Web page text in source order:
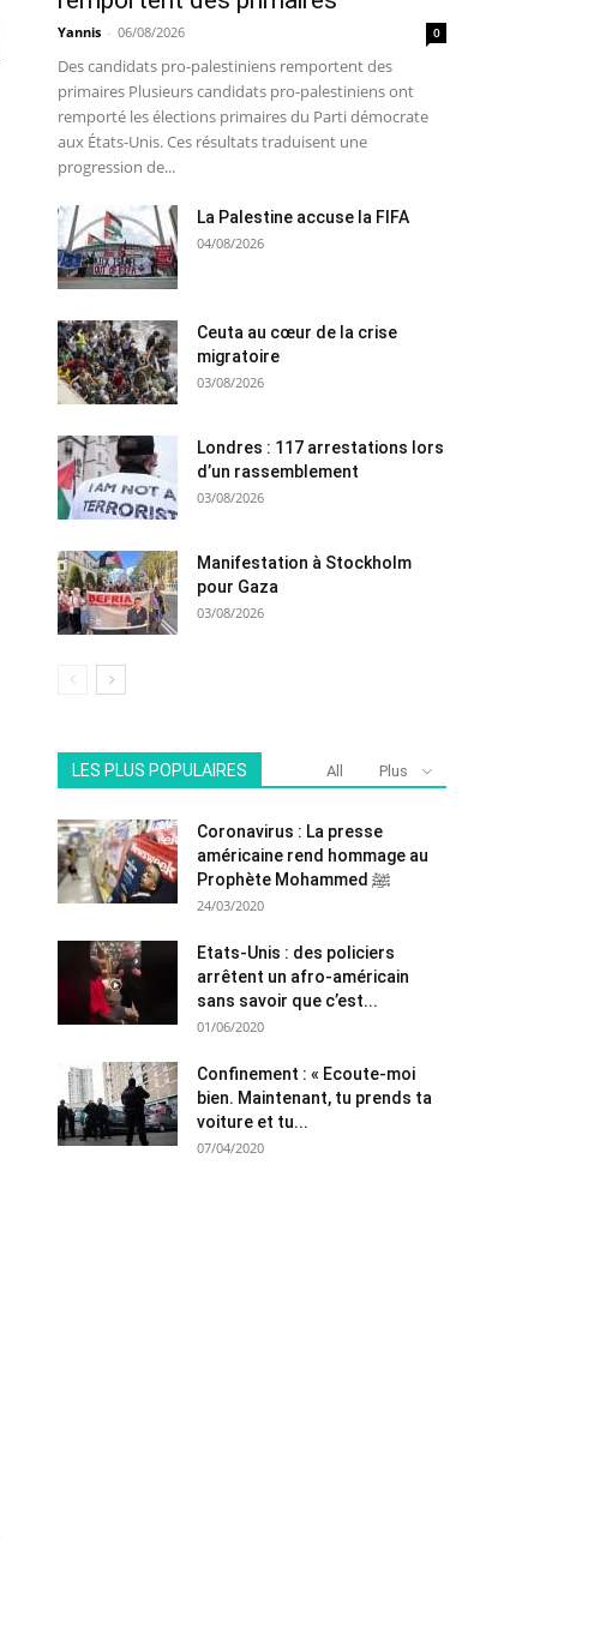
Yannis - 06/08/2026 0
Des candidats pro-palestiniens remportent des
primaires Plusieurs candidats pro-palestiniens ont
remporté les élections primaires du Parti démocrate
aux États-Unis. Ces résultats traduisent une
progression de...
La Palestine accuse la FIFA
04/08/2026
Ceuta au cœur de la crise
migratoire
03/08/2026
Londres : 117 arrestations lors
d’un rassemblement
03/08/2026
Manifestation à Stockholm
pour Gaza
03/08/2026
LES PLUS POPULAIRES All Plus
Coronavirus : La presse
américaine rend hommage au
Prophète Mohammed ﷺ
24/03/2020
Etats-Unis : des policiers
arrêtent un afro-américain
sans savoir que c’est...
01/06/2020
Confinement : « Ecoute-moi
bien. Maintenant, tu prends ta
voiture et tu...
07/04/2020